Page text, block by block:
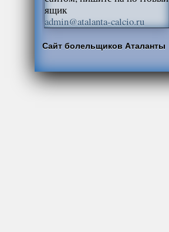
ящик
admin@atalanta-calcio.ru
Сайт болельщиков Аталанты